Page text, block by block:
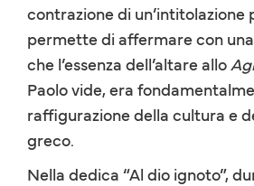
contrazione di un’intitolazione
permette di affermare con
che l’essenza dell’altare allo
Paolo vide, era
raffigurazione della cultura e
greco.
Nella dedica “Al dio ignoto”,